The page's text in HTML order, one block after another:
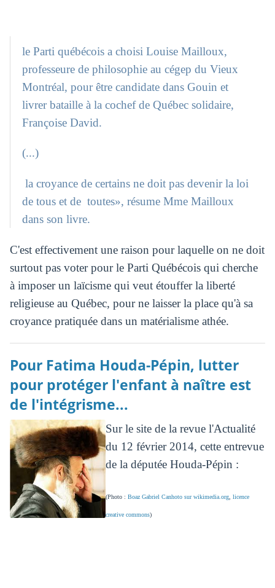
le Parti québécois a choisi Louise Mailloux,
professeure de philosophie au cégep du Vieux
Montréal, pour être candidate dans Gouin et
livrer bataille à la cochef de Québec solidaire,
Françoise David.
(...)
la croyance de certains ne doit pas devenir la loi
de tous et de toutes», résume Mme Mailloux
dans son livre.
C'est effectivement une raison pour laquelle on ne doit
surtout pas voter pour le Parti Québécois qui cherche
à imposer un laïcisme qui veut étouffer la liberté
religieuse au Québec, pour ne laisser la place qu'à sa
croyance pratiquée dans un matérialisme athée.
Pour Fatima Houda-Pépin, lutter
pour protéger l'enfant à naître est
de l'intégrisme...
Sur le site de la revue l'Actualité
du 12 février 2014, cette entrevue
de la députée Houda-Pépin :
(Photo : Boaz Gabriel Canhoto sur wikimedia.org, licence
creative commons)